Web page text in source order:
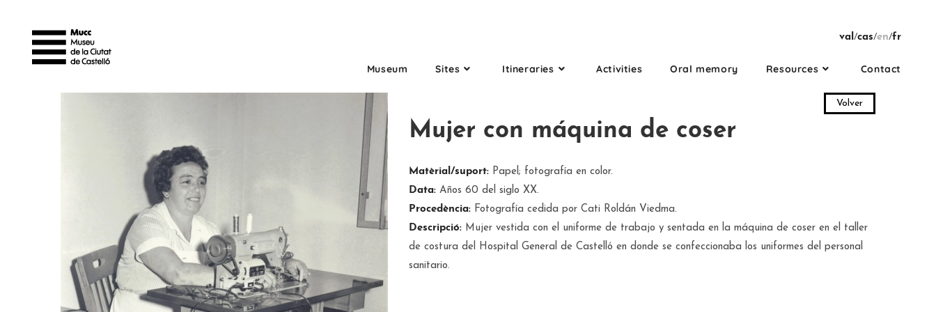
val/cas/en/fr
Museum Sites Itineraries Activities Oral memory Resources Contact
Volver
Mujer con máquina de coser
Matèrial/suport: Papel; fotografía en color.
Data: Años 60 del siglo XX.
Procedència: Fotografía cedida por Cati Roldán Viedma.
Descripció: Mujer vestida con el uniforme de trabajo y sentada en la máquina de coser en el taller
de costura del Hospital General de Castelló en donde se confeccionaba los uniformes del personal
sanitario.